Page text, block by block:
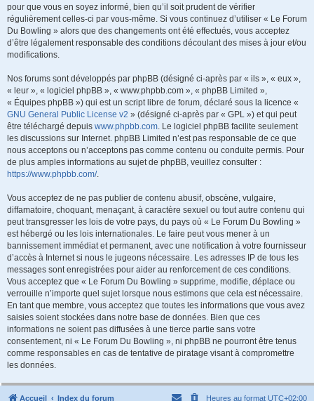
pour que vous en soyez informé, bien qu’il soit prudent de vérifier
régulièrement celles-ci par vous-même. Si vous continuez d’utiliser « Le Forum
Du Bowling » alors que des changements ont été effectués, vous acceptez
d’être légalement responsable des conditions découlant des mises à jour et/ou
modifications.
Nos forums sont développés par phpBB (désigné ci-après par « ils », « eux »,
« leur », « logiciel phpBB », « www.phpbb.com », « phpBB Limited »,
« Équipes phpBB ») qui est un script libre de forum, déclaré sous la licence «
GNU General Public License v2 » (désigné ci-après par « GPL ») et qui peut
être téléchargé depuis www.phpbb.com. Le logiciel phpBB facilite seulement
les discussions sur Internet. phpBB Limited n’est pas responsable de ce que
nous acceptons ou n’acceptons pas comme contenu ou conduite permis. Pour
de plus amples informations au sujet de phpBB, veuillez consulter :
https://www.phpbb.com/.
Vous acceptez de ne pas publier de contenu abusif, obscène, vulgaire,
diffamatoire, choquant, menaçant, à caractère sexuel ou tout autre contenu qui
peut transgresser les lois de votre pays, du pays où « Le Forum Du Bowling »
est hébergé ou les lois internationales. Le faire peut vous mener à un
bannissement immédiat et permanent, avec une notification à votre fournisseur
d’accès à Internet si nous le jugeons nécessaire. Les adresses IP de tous les
messages sont enregistrées pour aider au renforcement de ces conditions.
Vous acceptez que « Le Forum Du Bowling » supprime, modifie, déplace ou
verrouille n’importe quel sujet lorsque nous estimons que cela est nécessaire.
En tant que membre, vous acceptez que toutes les informations que vous avez
saisies soient stockées dans notre base de données. Bien que ces
informations ne soient pas diffusées à une tierce partie sans votre
consentement, ni « Le Forum Du Bowling », ni phpBB ne pourront être tenus
comme responsables en cas de tentative de piratage visant à compromettre
les données.
Accueil Index du forum Heures au format UTC+02:00